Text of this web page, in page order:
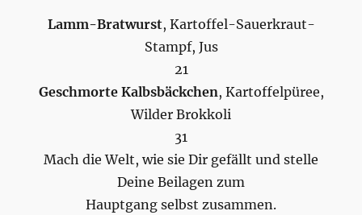
Lamm-Bratwurst, Kartoffel-Sauerkraut-
Stampf, Jus
21
Geschmorte Kalbsbäckchen, Kartoffelpüree,
Wilder Brokkoli
31
Mach die Welt, wie sie Dir gefällt und stelle
Deine Beilagen zum
Hauptgang selbst zusammen.